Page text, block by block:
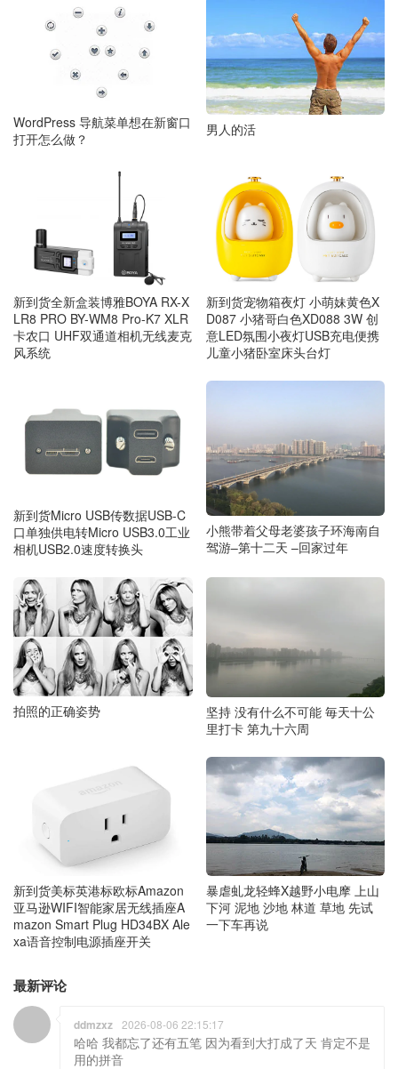
WordPress 导航菜单想在新窗口
打开怎么做？
男人的活
新到货全新盒装博雅BOYA RX-X
LR8 PRO BY-WM8 Pro-K7 XLR
卡农口 UHF双通道相机无线麦克
风系统
新到货宠物箱夜灯 小萌妹黄色X
D087 小猪哥白色XD088 3W 创
意LED氛围小夜灯USB充电便携
儿童小猪卧室床头台灯
新到货Micro USB传数据USB-C
口单独供电转Micro USB3.0工业
相机USB2.0速度转换头
小熊带着父母老婆孩子环海南自
驾游–第十二天 –回家过年
拍照的正确姿势
坚持 没有什么不可能 毎天十公
里打卡 第九十六周
新到货美标英港标欧标Amazon
亚马逊WIFI智能家居无线插座A
mazon Smart Plug HD34BX Ale
xa语音控制电源插座开关
暴虐虬龙轻蜂X越野小电摩 上山
下河 泥地 沙地 林道 草地 先试
一下车再说
最新评论
ddmzxz 2026-08-06 22:15:17
哈哈 我都忘了还有五笔 因为看到大打成了天 肯定不是
用的拼音